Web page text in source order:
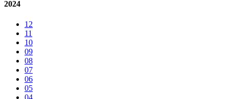
2024
12
11
10
09
08
07
06
05
04